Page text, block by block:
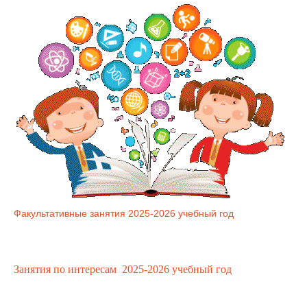
Факультативные занятия 2025-2026 учебный год
Занятия по интересам 2025-2026 учебный год